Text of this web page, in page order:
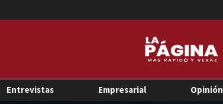
Entrevistas Empresarial Opinión